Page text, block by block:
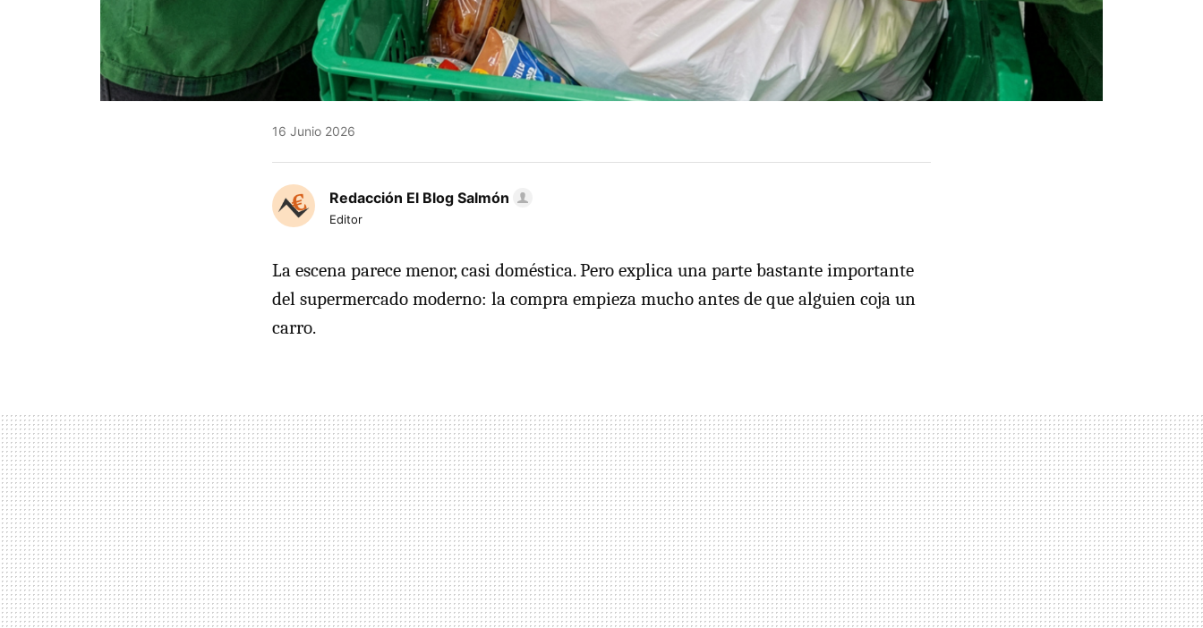
16 Junio 2026
Redacción El Blog Salmón
Editor
La escena parece menor, casi doméstica. Pero explica una parte bastante importante
del supermercado moderno: la compra empieza mucho antes de que alguien coja un
carro.